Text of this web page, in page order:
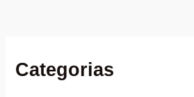
Categorias